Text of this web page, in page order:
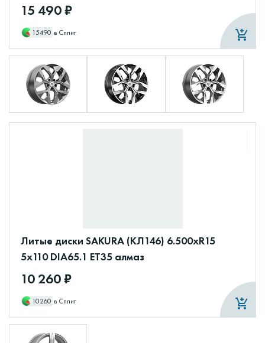
15 490 ₽
15490 в Сплит
Литые диски SAKURA (КЛ146) 6.500xR15
5x110 DIA65.1 ET35 алмаз
10 260 ₽
10260 в Сплит